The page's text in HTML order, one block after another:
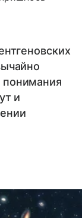
и